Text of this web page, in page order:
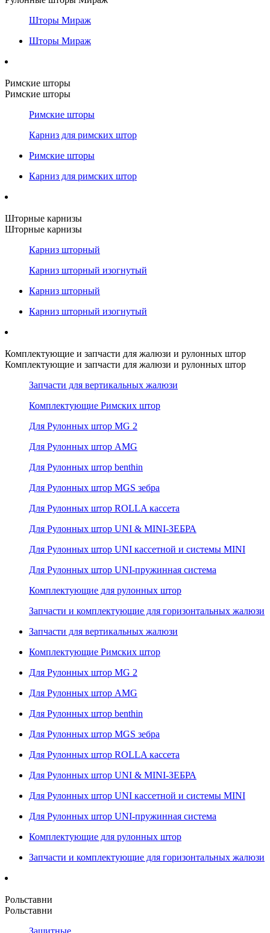
Шторы Мираж
Шторы Мираж
Римские шторы
Римские шторы
Римские шторы
Карниз для римских штор
Римские шторы
Карниз для римских штор
Шторные карнизы
Шторные карнизы
Карниз шторный
Карниз шторный изогнутый
Карниз шторный
Карниз шторный изогнутый
Комплектующие и запчасти для жалюзи и рулонных штор
Комплектующие и запчасти для жалюзи и рулонных штор
Запчасти для вертикальных жалюзи
Комплектующие Римских штор
Для Рулонных штор MG 2
Для Рулонных штор AMG
Для Рулонных штор benthin
Для Рулонных штор MGS зебра
Для Рулонных штор ROLLA кассета
Для Рулонных штор UNI & MINI-ЗЕБРА
Для Рулонных штор UNI кассетной и системы MINI
Для Рулонных штор UNI-пружинная система
Комплектующие для рулонных штор
Запчасти и комплектующие для горизонтальных жалюзи
Запчасти для вертикальных жалюзи
Комплектующие Римских штор
Для Рулонных штор MG 2
Для Рулонных штор AMG
Для Рулонных штор benthin
Для Рулонных штор MGS зебра
Для Рулонных штор ROLLA кассета
Для Рулонных штор UNI & MINI-ЗЕБРА
Для Рулонных штор UNI кассетной и системы MINI
Для Рулонных штор UNI-пружинная система
Комплектующие для рулонных штор
Запчасти и комплектующие для горизонтальных жалюзи
Рольставни
Рольставни
Защитные